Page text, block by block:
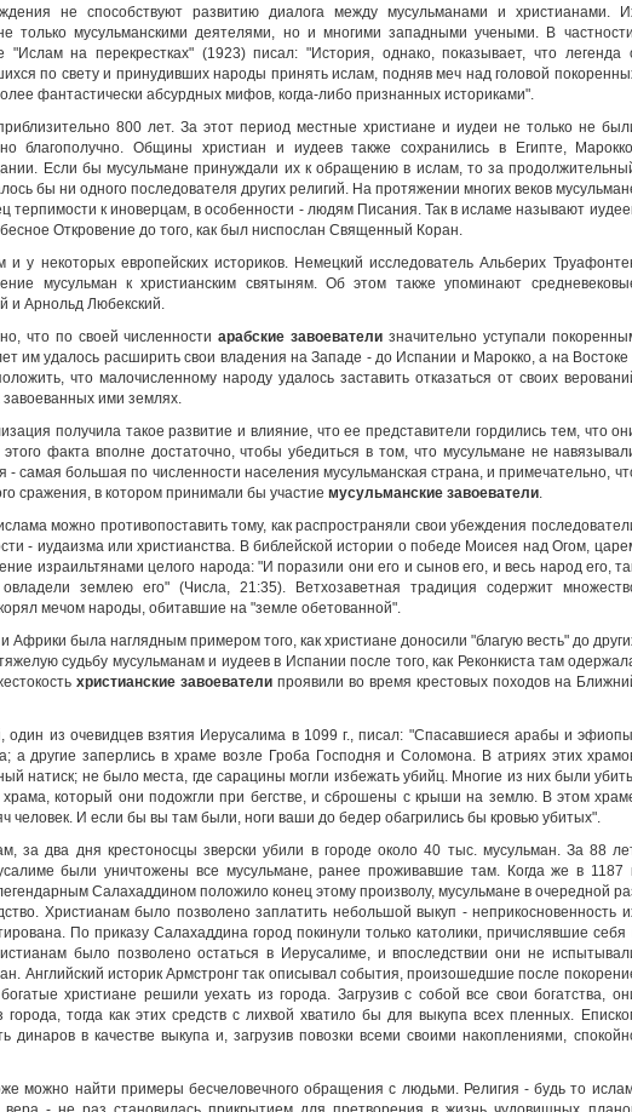
не способствуют развитию диалога между мусульманами и христианами.
только мусульманскими деятелями, но и многими западными учеными. В
на перекрестках" (1923) писал: "История, однако, показывает, что легенда
по свету и принудивших народы принять ислам, подняв меч над головой
фантастически абсурдных мифов, когда-либо признанных историками".
800 лет. За этот период местные христиане и иудеи не только не
благополучно. Общины христиан и иудеев также сохранились в Египте,
Если бы мусульмане принуждали их к обращению в ислам, то за
бы ни одного последователя других религий. На протяжении многих веков
терпимости к иноверцам, в особенности - людям Писания. Так в исламе называют
Откровение до того, как был ниспослан Священный Коран.
и у некоторых европейских историков. Немецкий исследователь Альберих
мусульман к христианским святыням. Об этом также упоминают
и Арнольд Любекский.
что по своей численностиарабские завоеватели значительно уступали
им удалось расширить свои владения на Западе - до Испании и Марокко, а на Востоке
что малочисленному народу удалось заставить отказаться от своих
ими землях.
получила такое развитие и влияние, что ее представители гордились тем, что
факта вполне достаточно, чтобы убедиться в том, что мусульмане не
- самая большая по численности населения мусульманская страна, и примечательно,
сражения, в котором принимали бы участие мусульманские завоеватели.
можно противопоставить тому, как распространяли свои убеждения
- иудаизма или христианства. В библейской истории о победе Моисея над Огом,
израильтянами целого народа: "И поразили они его и сынов его, и весь народ его,
землею его" (Числа, 21:35). Ветхозаветная традиция содержит
мечом народы, обитавшие на "земле обетованной".
Африки была наглядным примером того, как христиане доносили "благую весть" до
судьбу мусульманам и иудеев в Испании после того, как Реконкиста там
христианские завоеватели проявили во время крестовых походов на
один из очевидцев взятия Иерусалима в 1099 г., писал: "Спасавшиеся арабы и
а другие заперлись в храме возле Гроба Господня и Соломона. В атриях этих
натиск; не было места, где сарацины могли избежать убийц. Многие из них были
который они подожгли при бегстве, и сброшены с крыши на землю. В этом
человек. И если бы вы там были, ноги ваши до бедер обагрились бы кровью убитых".
за два дня крестоносцы зверски убили в городе около 40 тыс. мусульман. За 88
были уничтожены все мусульмане, ранее проживавшие там. Когда же в 1187
Салахаддином положило конец этому произволу, мусульмане в очередной
Христианам было позволено заплатить небольшой выкуп - неприкосновенность
По приказу Салахаддина город покинули только католики, причислявшие себя
было позволено остаться в Иерусалиме, и впоследствии они не
Английский историк Армстронг так описывал события, произошедшие после
христиане решили уехать из города. Загрузив с собой все свои богатства,
тогда как этих средств с лихвой хватило бы для выкупа всех пленных.
динаров в качестве выкупа и, загрузив повозки всеми своими накоплениями,
можно найти примеры бесчеловечного обращения с людьми. Религия - будь то